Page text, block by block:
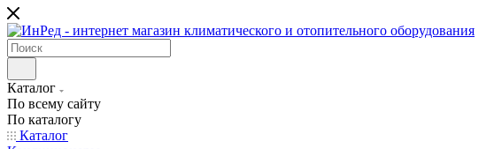
Каталог
По всему сайту
По каталогу
Каталог